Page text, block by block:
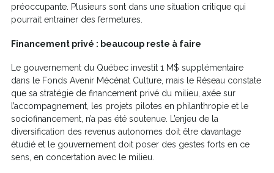
préoccupante. Plusieurs sont dans une situation critique qui
pourrait entrainer des fermetures.
Financement privé : beaucoup reste à faire
Le gouvernement du Québec investit 1 M$ supplémentaire
dans le Fonds Avenir Mécénat Culture, mais le Réseau constate
que sa stratégie de financement privé du milieu, axée sur
l’accompagnement, les projets pilotes en philanthropie et le
sociofinancement, n’a pas été soutenue. L’enjeu de la
diversification des revenus autonomes doit être davantage
étudié et le gouvernement doit poser des gestes forts en ce
sens, en concertation avec le milieu.